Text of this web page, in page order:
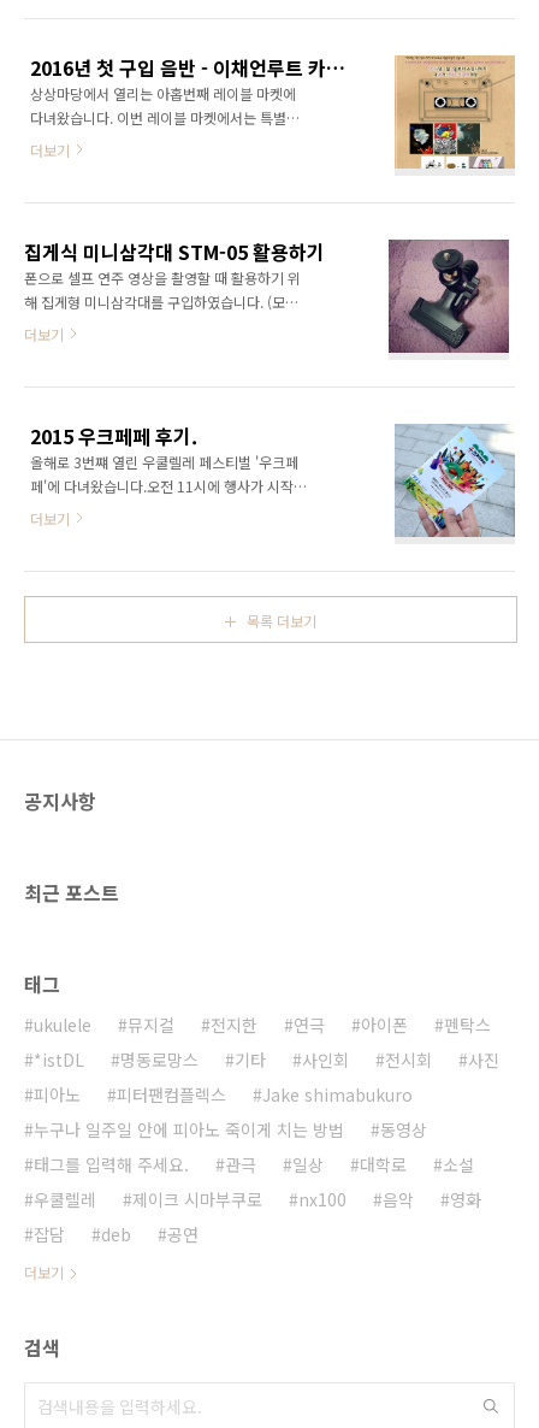
니었다. 하지만 그의 죽음에 애써 덤덤한 척 하려
해도, 그의 열렬한 팬이자 나의 친애하는 친구가
힘들어 하는 모습을 보니 마음 한 켠이 시리다.
나에게도 그처럼 열렬히 사랑하고 존경하는 인
의 청소년기 이야기를 잠시 곁들여 보자면-그의
의 음악이니 듣지 말라'는 일부 어른들의 꾐에 넘
어..
2016년 첫 구입 음반 - 이채언루트 카세트 테이프 (한정판)
상상마당에서 열리는 아홉번째 레이블 마켓에
다녀왔습니다. 이번 레이블 마켓에서는 특별히
여섯 팀의 뮤지션과 여섯 명의 커버 아티스트가
열리고 있다는 표지판이 있습니다. 상상마당 레
이블 마켓은 1월 31일까지 열리며, 그 기간 중에
참여 뮤지션들의 공연도 있을 예정입니다. 위에
붙어 있는 또 다른 표지판입니다. 레이블 마켓은
리에 들어서면 이번에 카세트 테이프를 발매한
소개글과 함께 청음용 카세트들이 설치되어 있
습니다. 이채언루트의 카..
더보기
집게식 미니삼각대 STM-05 활용하기
폰으로 셀프 연주 영상을 촬영할 때 활용하기 위
해 집게형 미니삼각대를 구입하였습니다. (모델
명 : STM-05)악기에 직접 장착하여 사용할 목적
셀카 모드에서만 쓸 수 있다는 아쉬움이 있었습
니다. 제가 갖고 있는 셀카봉입니다. 가장 널리
알려진 일반적인 셀카봉입니다. 셀카봉에서 거
치대를 분리합니다. 거치대를 집게형 미니삼각
용이라 호환이 됩니다. 셀카봉 거치대를 집게형
렐레 헤드에 장착한 모습입니다.장착 후 볼헤드
로 앵글을 미리 조절..
더보기
2015 우크페페 후기.
올해로 3번쨰 열린 우쿨렐레 페스티벌 '우크페
페'에 다녀왔습니다.오전 11시에 행사가 시작되
었는데, 그 전에 도착하고 싶었으나...약간의 늦
지도입니다. 기본적인 부분은 작년 우크페페와
지만, 바람이 시원해서 좋았습니다. 메인 스테이
더보기
목록 더보기
공지사항
최근 포스트
태그
ukulele 뮤지컬 전지한 연극 아이폰
펜탁스
*istDL
명동로망스 기타 사인회 전시회
사진
피아노
피터팬컴플렉스
Jake shimabukuro
누구나 일주일 안에 피아노 죽이게 치는 방법
동영상
태그를 입력해 주세요.
관극 일상 대학로
소설
우쿨렐레
제이크 시마부쿠로 nx100 음악
영화
잡담
deb 공연
더보기
검색